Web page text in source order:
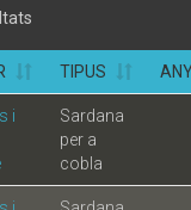
TIPUS
i
Sardana
per a
cobla